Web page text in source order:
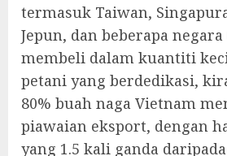
termasuk Taiwan,
Jepun, dan beberapa
membeli dalam kuantiti
petani yang berdedikasi,
80% buah naga Vietnam
piawaian eksport, dengan
yang 1.5 kali ganda